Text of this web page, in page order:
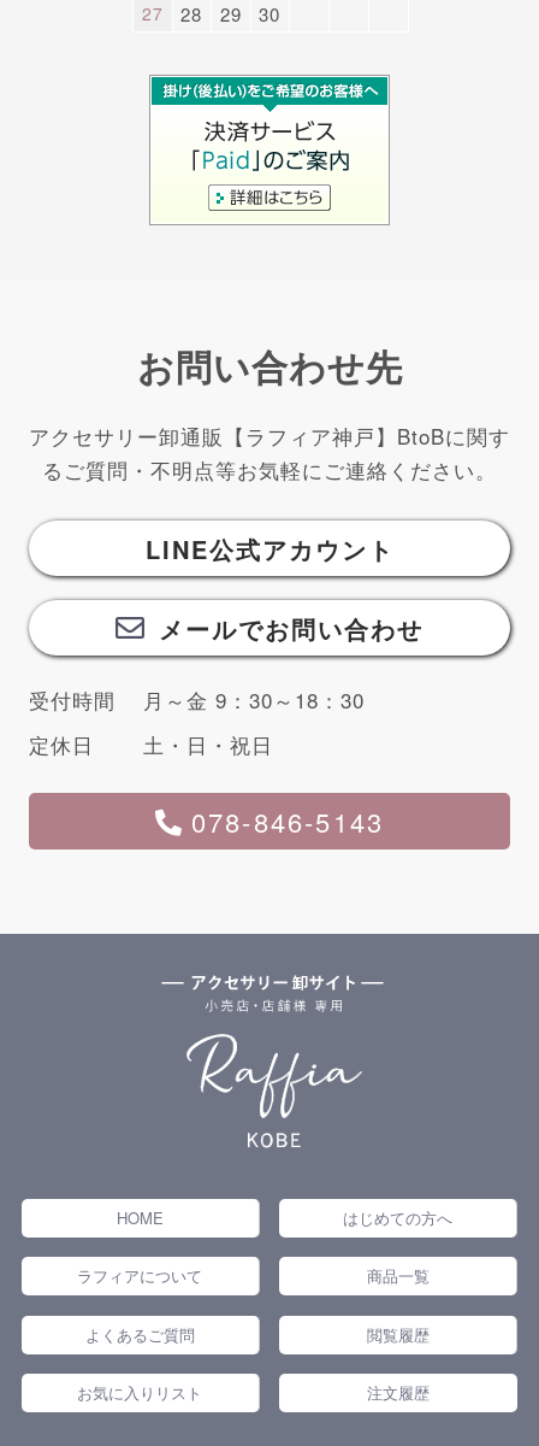
27
28 29 30
お問い合わせ先
アクセサリー卸通販【ラフィア神戸】BtoBに関す
るご質問・不明点等お気軽にご連絡ください。
LINE公式アカウント
メールでお問い合わせ
受付時間
月～金 9：30～18：30
定休日
土・日・祝日
078-846-5143
HOME はじめての方へ
ラフィアについて 商品一覧
よくあるご質問 閲覧履歴
お気に入りリスト 注文履歴